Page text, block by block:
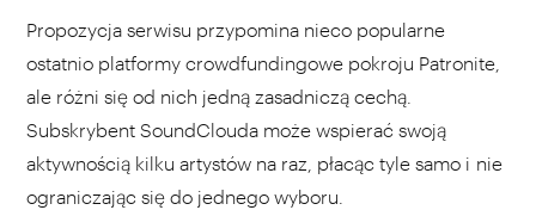
Propozycja serwisu przypomina nieco popularne
ostatnio platformy crowdfundingowe pokroju Patronite,
ale różni się od nich jedną zasadniczą cechą.
Subskrybent SoundClouda może wspierać swoją
aktywnością kilku artystów na raz, płacąc tyle samo i nie
ograniczając się do jednego wyboru.